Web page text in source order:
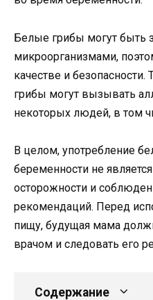
Белые грибы могут быть
микроорганизмами,
качестве и безопасности.
грибы могут вызывать
некоторых людей, в том
В целом, употребление
беременности не
осторожности и
рекомендаций. Перед
пищу, будущая мама
врачом и следовать его
Содержание